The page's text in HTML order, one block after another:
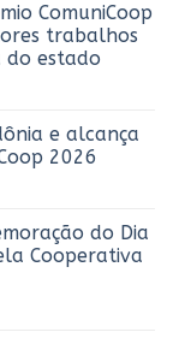
ComuniCoop
trabalhos
do estado
e alcança
2026
do Dia
Cooperativa